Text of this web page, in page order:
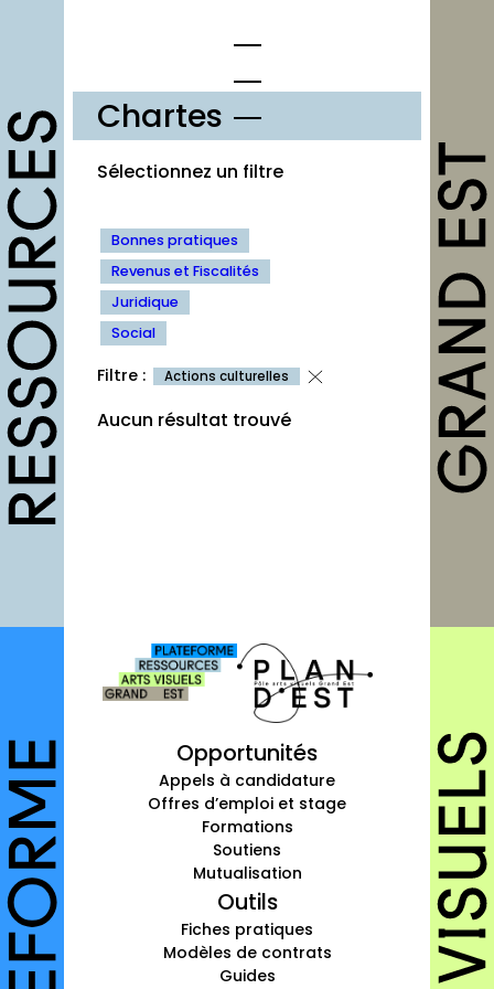
opportunités
Appels à candidature
Offres d’emploi et stage
Formations
Mutualisation
Chartes
Publications
Forum
agenda
annuaires
structures
autres annuaires
Chartes
Sélectionnez un filtre
Bonnes pratiques
Revenus et Fiscalités
Juridique
Social
Filtre : Actions culturelles
Aucun résultat trouvé
Opportunités
Appels à candidature
Offres d’emploi et stage
Formations
Soutiens
Mutualisation
Outils
Fiches pratiques
Modèles de contrats
Guides